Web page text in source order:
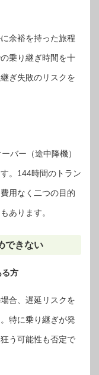
余裕を持った旅程
乗り継ぎ時間を十
ぎ失敗のリスクを
バー（途中降機）
。144時間のトラン
用なく二つの目的
あります。
できない
る方
合、遅延リスクを
特に乗り継ぎが発
う可能性も否定で